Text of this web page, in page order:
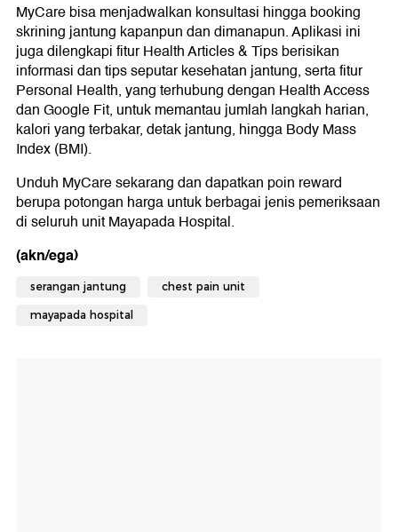
MyCare bisa menjadwalkan konsultasi hingga booking
skrining jantung kapanpun dan dimanapun. Aplikasi ini
juga dilengkapi fitur Health Articles & Tips berisikan
informasi dan tips seputar kesehatan jantung, serta fitur
Personal Health, yang terhubung dengan Health Access
dan Google Fit, untuk memantau jumlah langkah harian,
kalori yang terbakar, detak jantung, hingga Body Mass
Index (BMI).
Unduh MyCare sekarang dan dapatkan poin reward
berupa potongan harga untuk berbagai jenis pemeriksaan
di seluruh unit Mayapada Hospital.
(akn/ega)
serangan jantung chest pain unit
mayapada hospital